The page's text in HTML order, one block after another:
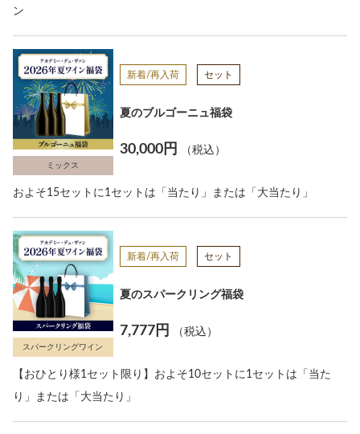
ン
ミックス
新着/再入荷 セット
夏のブルゴーニュ福袋
30,000円 （税込）
およそ15セットに1セットは「当たり」または「大当たり」
スパークリングワイン
新着/再入荷 セット
夏のスパークリング福袋
7,777円 （税込）
【おひとり様1セット限り】およそ10セットに1セットは「当た
り」または「大当たり」